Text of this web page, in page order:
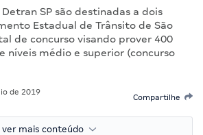
SP são destinadas a dois
Estadual de Trânsito de São
de concurso visando prover 400
níveis médio e superior (concurso
de 2019
Compartilhe
ver mais conteúdo